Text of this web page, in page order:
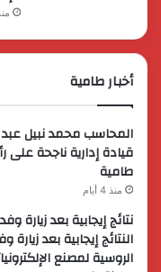
منذ 5
أخبار طامية
المحاسب محمد نبيل عبد
قيادة إدارية ناجحة على
طامية
منذ 4 أيام
نتائج إيجابية بعد زيارة
النتائج إيجابية بعد
الروسية لمصنع